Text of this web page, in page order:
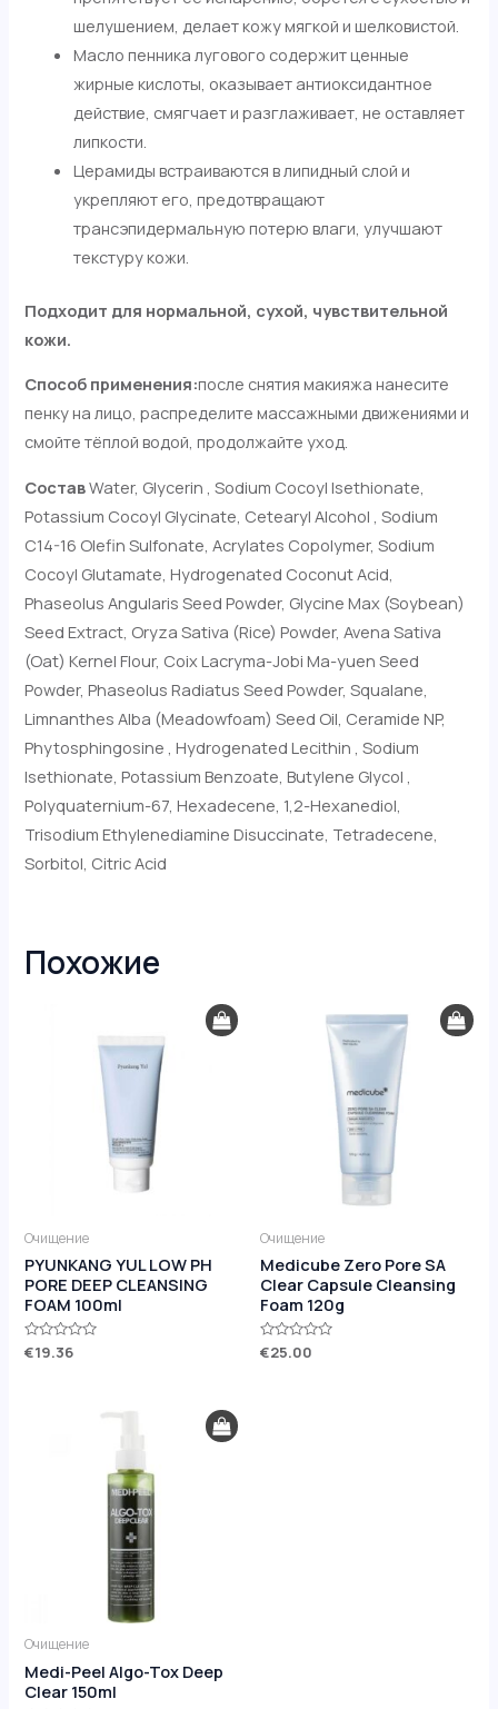
шелушением, делает кожу мягкой и шелковистой.
Масло пенника лугового содержит ценные
жирные кислоты, оказывает антиоксидантное
действие, смягчает и разглаживает, не оставляет
липкости.
Церамиды встраиваются в липидный слой и
укрепляют его, предотвращают
трансэпидермальную потерю влаги, улучшают
текстуру кожи.
Подходит для нормальной, сухой, чувствительной
кожи.
Способ применения:после снятия макияжа нанесите
пенку на лицо, распределите массажными движениями и
смойте тёплой водой, продолжайте уход.
СоставWater, Glycerin , Sodium Cocoyl Isethionate,
Potassium Cocoyl Glycinate, Cetearyl Alcohol , Sodium
C14-16 Olefin Sulfonate, Acrylates Copolymer, Sodium
Cocoyl Glutamate, Hydrogenated Coconut Acid,
Phaseolus Angularis Seed Powder, Glycine Max (Soybean)
Seed Extract, Oryza Sativa (Rice) Powder, Avena Sativa
(Oat) Kernel Flour, Coix Lacryma-Jobi Ma-yuen Seed
Powder, Phaseolus Radiatus Seed Powder, Squalane,
Limnanthes Alba (Meadowfoam) Seed Oil, Ceramide NP,
Phytosphingosine , Hydrogenated Lecithin , Sodium
Isethionate, Potassium Benzoate, Butylene Glycol ,
Polyquaternium-67, Hexadecene, 1,2-Hexanediol,
Trisodium Ethylenediamine Disuccinate, Tetradecene,
Sorbitol, Citric Acid
Похожие
Очищение
PYUNKANG YUL LOW PH
PORE DEEP CLEANSING
FOAM 100ml
Оценка
€19.36
Очищение
Medicube Zero Pore SA
Clear Capsule Cleansing
Foam 120g
Оценка
€25.00
Очищение
Medi-Peel Algo-Tox Deep
Clear 150ml